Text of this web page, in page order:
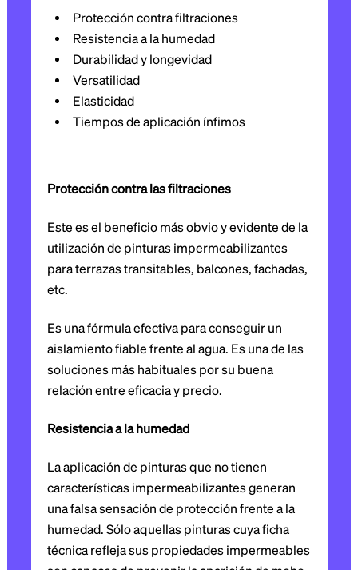
Protección contra filtraciones
Resistencia a la humedad
Durabilidad y longevidad
Versatilidad
Elasticidad
Tiempos de aplicación ínfimos
Protección contra las filtraciones
Este es el beneficio más obvio y evidente de la
utilización de pinturas impermeabilizantes
para terrazas transitables, balcones, fachadas,
etc.
Es una fórmula efectiva para conseguir un
aislamiento fiable frente al agua. Es una de las
soluciones más habituales por su buena
relación entre eficacia y precio.
Resistencia a la humedad
La aplicación de pinturas que no tienen
características impermeabilizantes generan
una falsa sensación de protección frente a la
humedad. Sólo aquellas pinturas cuya ficha
técnica refleja sus propiedades impermeables